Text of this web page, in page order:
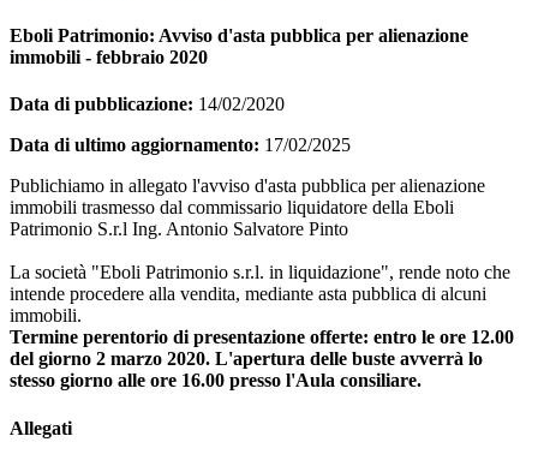
Eboli Patrimonio: Avviso d'asta pubblica per alienazione
immobili - febbraio 2020
Data di pubblicazione: 14/02/2020
Data di ultimo aggiornamento: 17/02/2025
Publichiamo in allegato l'avviso d'asta pubblica per alienazione
immobili trasmesso dal commissario liquidatore della Eboli
Patrimonio S.r.l Ing. Antonio Salvatore Pinto
La società "Eboli Patrimonio s.r.l. in liquidazione", rende noto che
intende procedere alla vendita, mediante asta pubblica di alcuni
immobili.
Termine perentorio di presentazione offerte: entro le ore 12.00
del giorno 2 marzo 2020. L'apertura delle buste avverrà lo
stesso giorno alle ore 16.00 presso l'Aula consiliare.
Allegati